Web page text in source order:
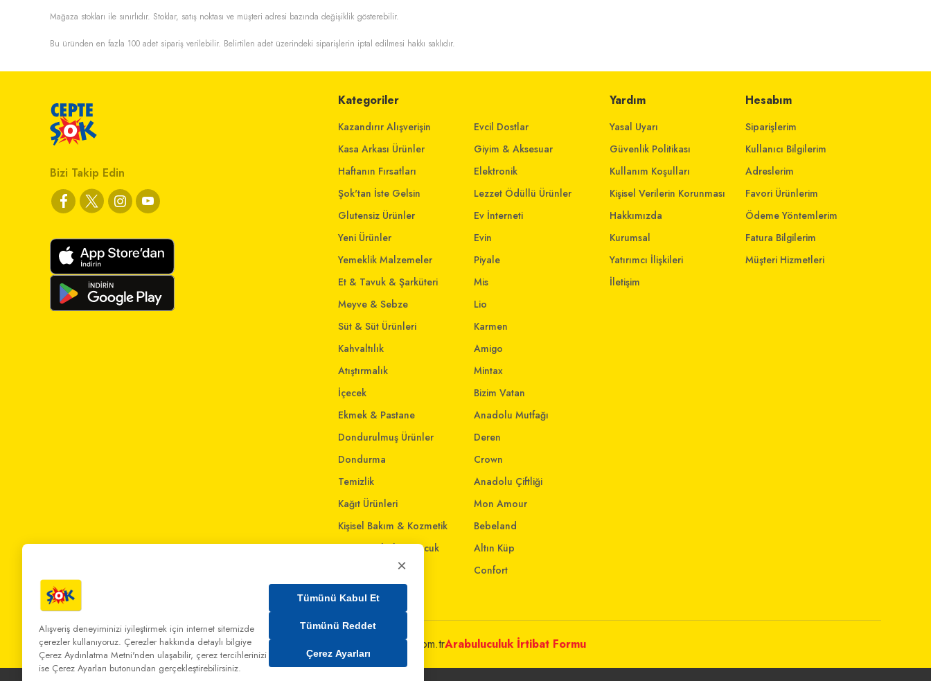
Mağaza stokları ile sınırlıdır. Stoklar, satış noktası ve müşteri adresi bazında değişiklik gösterebilir.
Bu üründen en fazla 100 adet sipariş verilebilir. Belirtilen adet üzerindeki siparişlerin iptal edilmesi hakkı saklıdır.
Bizi Takip Edin
Kategoriler
Kazandırır Alışverişin
Kasa Arkası Ürünler
Haftanın Fırsatları
Şok'tan İste Gelsin
Glutensiz Ürünler
Yeni Ürünler
Yemeklik Malzemeler
Et & Tavuk & Şarküteri
Meyve & Sebze
Süt & Süt Ürünleri
Kahvaltılık
Atıştırmalık
İçecek
Ekmek & Pastane
Dondurulmuş Ürünler
Dondurma
Temizlik
Kağıt Ürünleri
Kişisel Bakım & Kozmetik
Anne - Bebek & Çocuk
Ev & Yaşam
Evcil Dostlar
Giyim & Aksesuar
Elektronik
Lezzet Ödüllü Ürünler
Ev İnterneti
Evin
Piyale
Mis
Lio
Karmen
Amigo
Mintax
Bizim Vatan
Anadolu Mutfağı
Deren
Crown
Anadolu Çiftliği
Mon Amour
Bebeland
Altın Küp
Confort
Yardım
Yasal Uyarı
Güvenlik Politikası
Kullanım Koşulları
Kişisel Verilerin Korunması
Hakkımızda
Kurumsal
Yatırımcı İlişkileri
İletişim
Hesabım
Siparişlerim
Kullanıcı Bilgilerim
Adreslerim
Favori Ürünlerim
Ödeme Yöntemlerim
Fatura Bilgilerim
Müşteri Hizmetleri
Bizi Arayın:0 850 808 00 00Bize Yazın: musterihizmetleri@mim.sokmarket.com.trArabuluculuk İrtibat Formu
×
Alışveriş deneyiminizi iyileştirmek için internet sitemizde
çerezler kullanıyoruz. Çerezler hakkında detaylı bilgiye
Çerez Aydınlatma Metni'nden ulaşabilir, çerez tercihlerinizi
ise Çerez Ayarları butonundan gerçekleştirebilirsiniz.
Tümünü Kabul Et
Tümünü Reddet
Çerez Ayarları